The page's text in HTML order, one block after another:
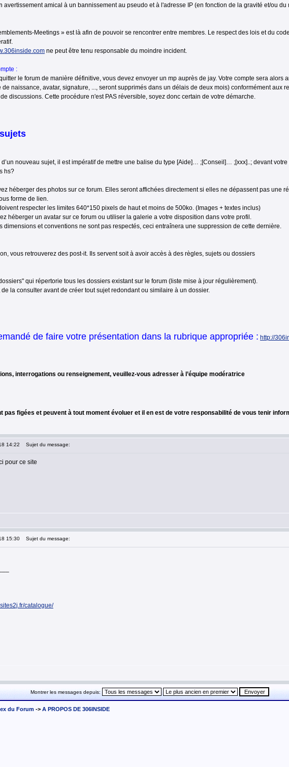
avertissement amical à un bannissement au pseudo et à l'adresse IP (en fonction de la gravité et/ou
Meetings » est là afin de pouvoir se rencontrer entre membres. Le respect des lois et du
ne peut être tenu responsable du moindre incident.
:
le forum de manière définitive, vous devez envoyer un mp auprès de jay. Votre compte sera alors
de naissance, avatar, signature, ..., seront supprimés dans un délais de deux mois) conformément aux
discussions. Cette procédure n'est PAS réversible, soyez donc certain de votre démarche.
d’un nouveau sujet, il est impératif de mettre une balise du type [Aide]… ;[Conseil]… ;[xxx]..; devant votre
hs?
héberger des photos sur ce forum. Elles seront affichées directement si elles ne dépassent pas une
forme de lien.
respecter les limites 640*150 pixels de haut et moins de 500ko. (Images + textes inclus)
héberger un avatar sur ce forum ou utiliser la galerie a votre disposition dans votre profil.
dimensions et conventions ne sont pas respectés, ceci entraînera une suppression de cette dernière.
vous retrouverez des post-it. Ils servent soit à avoir accès à des règles, sujets ou dossiers
qui répertorie tous les dossiers existant sur le forum (liste mise à jour régulièrement).
de la consulter avant de créer tout sujet redondant ou similaire à un dossier.
de faire votre présentation dans la rubrique appropriée : http://
interrogations ou renseignement, veuillez-vous adresser à l’équipe modératrice
pas figées et peuvent à tout moment évoluer et il en est de votre responsabilité de vous tenir
14:22 Sujet du message:
pour ce site
15:30 Sujet du message:
catalogue/
Montrer les messages depuis:
du Forum -> A PROPOS DE 306INSIDE